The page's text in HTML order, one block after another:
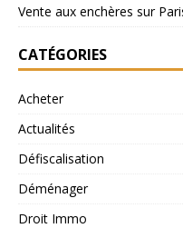
Vente aux enchères sur
CATÉGORIES
Acheter
Actualités
Défiscalisation
Déménager
Droit Immo